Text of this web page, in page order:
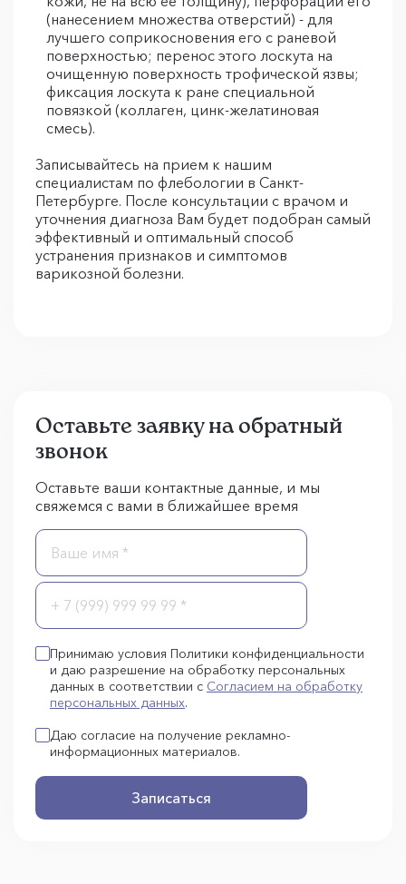
(нанесением множества отверстий) - для
лучшего соприкосновения его с раневой
поверхностью; перенос этого лоскута на
очищенную поверхность трофической язвы;
фиксация лоскута к ране специальной
повязкой (коллаген, цинк-желатиновая
смесь).
Записывайтесь на прием к нашим
специалистам по флебологии в Санкт-
Петербурге. После консультации с врачом и
уточнения диагноза Вам будет подобран самый
эффективный и оптимальный способ
устранения признаков и симптомов
варикозной болезни.
Оставьте заявку на обратный
звонок
Оставьте ваши контактные данные, и мы
свяжемся с вами в ближайшее время
Принимаю условия Политики конфиденциальности
и даю разрешение на обработку персональных
данных в соответствии с Согласием на обработку
персональных данных.
Даю согласие на получение рекламно-
информационных материалов.
Записаться